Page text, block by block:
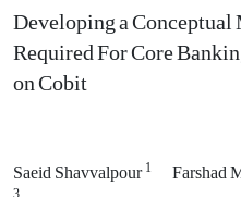
Developing a
Required For Core
on Cobit
Saeid Shavvalpour1 Farshad